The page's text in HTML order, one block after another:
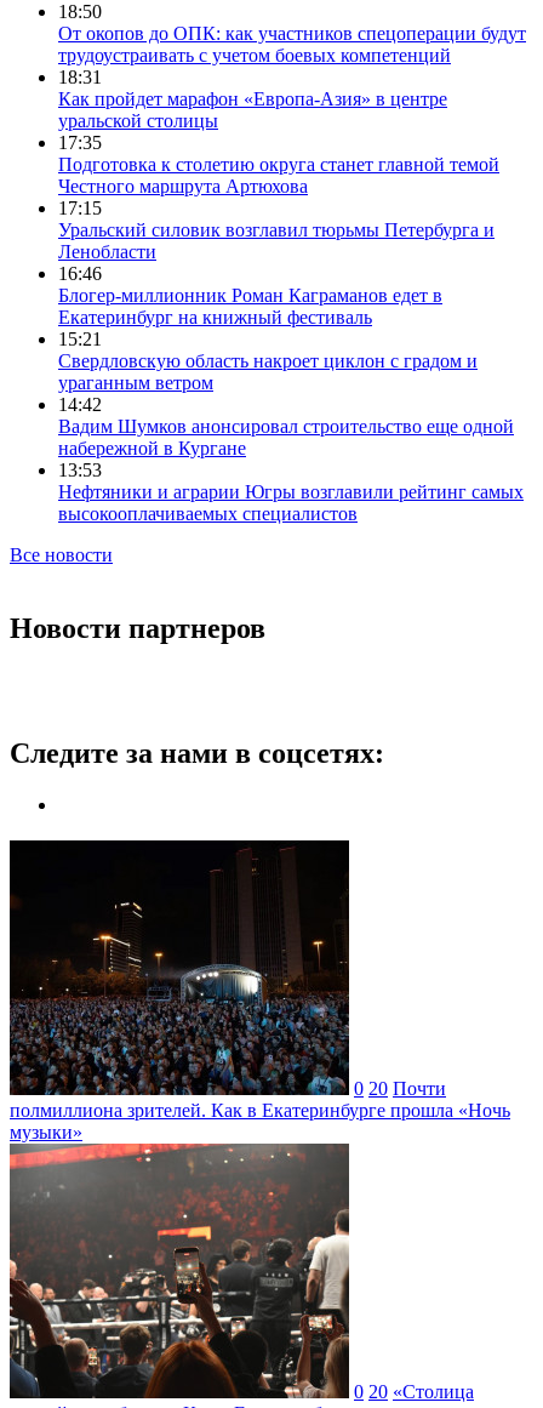
18:50
От окопов до ОПК: как участников спецоперации будут
трудоустраивать с учетом боевых компетенций
18:31
Как пройдет марафон «Европа-Азия» в центре
уральской столицы
17:35
Подготовка к столетию округа станет главной темой
Честного маршрута Артюхова
17:15
Уральский силовик возглавил тюрьмы Петербурга и
Ленобласти
16:46
Блогер-миллионник Роман Каграманов едет в
Екатеринбург на книжный фестиваль
15:21
Свердловскую область накроет циклон с градом и
ураганным ветром
14:42
Вадим Шумков анонсировал строительство еще одной
набережной в Кургане
13:53
Нефтяники и аграрии Югры возглавили рейтинг самых
высокооплачиваемых специалистов
Все новости
Новости партнеров
Следите за нами в соцсетях:
0 20 Почти
полмиллиона зрителей. Как в Екатеринбурге прошла «Ночь
музыки»
0 20 «Столица